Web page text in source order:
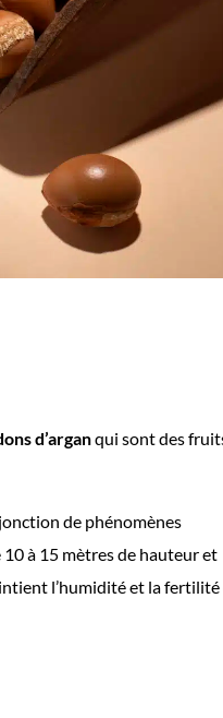
d’arganqui sont des
de phénomènes
à 15 mètres de hauteur et
l’humidité et la fertilité